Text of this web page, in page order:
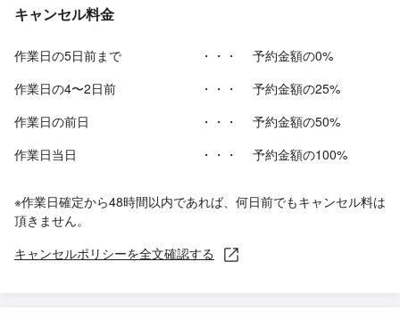
キャンセル料金
作業日の5日前まで ・・・
予約金額の0%
作業日の4〜2日前
・・・
予約金額の25%
作業日の前日
・・・
予約金額の50%
作業日当日
・・・ 予約金額の100%
※作業日確定から48時間以内であれば、何日前でもキャンセル料は
頂きません。
キャンセルポリシーを全文確認する